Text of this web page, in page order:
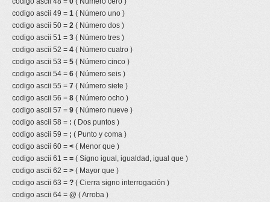
codigo ascii 49 = 1 ( Número uno )
codigo ascii 50 = 2 ( Número dos )
codigo ascii 51 = 3 ( Número tres )
codigo ascii 52 = 4 ( Número cuatro )
codigo ascii 53 = 5 ( Número cinco )
codigo ascii 54 = 6 ( Número seis )
codigo ascii 55 = 7 ( Número siete )
codigo ascii 56 = 8 ( Número ocho )
codigo ascii 57 = 9 ( Número nueve )
codigo ascii 58 = : ( Dos puntos )
codigo ascii 59 = ; ( Punto y coma )
codigo ascii 60 = < ( Menor que )
codigo ascii 61 = = ( Signo igual, igualdad, igual que )
codigo ascii 62 = > ( Mayor que )
codigo ascii 63 = ? ( Cierra signo interrogación )
codigo ascii 64 = @ ( Arroba )